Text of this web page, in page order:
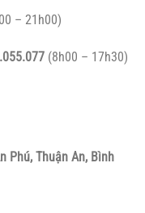
– 21h00)
(8h00 – 17h30)
Phú, Thuận An, Bình